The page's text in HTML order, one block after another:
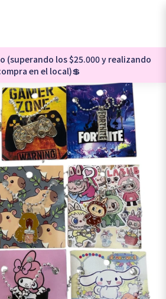
(superando los $25.000 y realizando
en el local)💲